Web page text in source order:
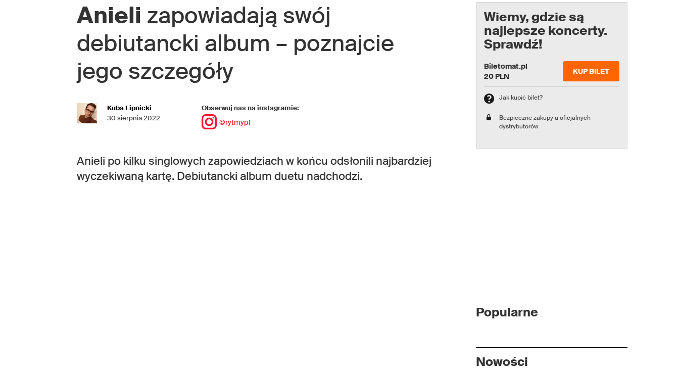
Anieli zapowiadają swój
debiutancki album – poznajcie
jego szczegóły
Kuba Lipnicki
30 sierpnia 2022
Obserwuj nas na instagramie:
@rytmypl
Anieli po kilku singlowych zapowiedziach w końcu odsłonili najbardziej
wyczekiwaną kartę. Debiutancki album duetu nadchodzi.
Wiemy, gdzie są
najlepsze koncerty.
Sprawdź!
Biletomat.pl
20 PLN
KUP BILET
Jak kupić bilet?
Bezpieczne zakupy u oficjalnych
dystrybutorów
Popularne
Nowości